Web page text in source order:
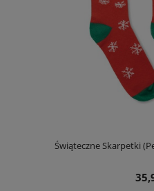
Świąteczne Skarpetki